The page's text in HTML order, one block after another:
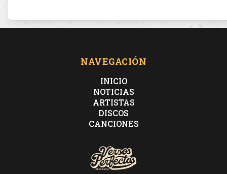
NAVEGACIÓN
INICIO
NOTICIAS
ARTISTAS
DISCOS
CANCIONES